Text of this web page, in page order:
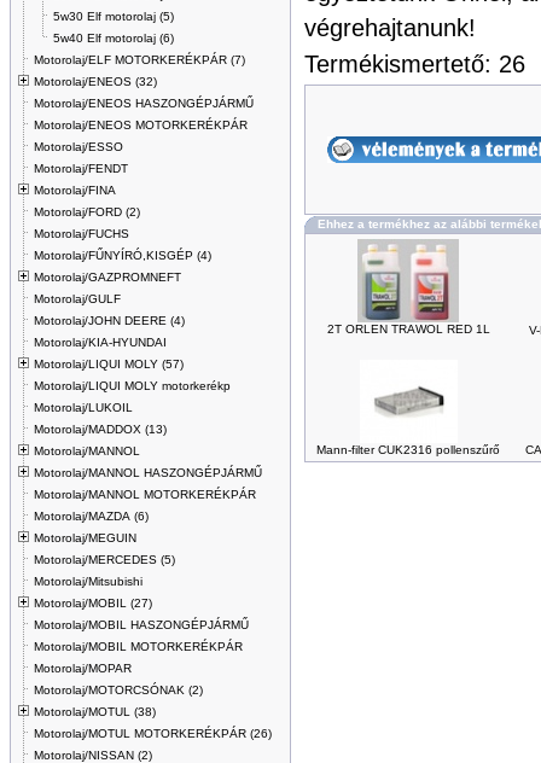
5w30 Elf motorolaj (5)
5w40 Elf motorolaj (6)
Motorolaj/ELF MOTORKERÉKPÁR (7)
Motorolaj/ENEOS (32)
Motorolaj/ENEOS HASZONGÉPJÁRMŰ
Motorolaj/ENEOS MOTORKERÉKPÁR
Motorolaj/ESSO
Motorolaj/FENDT
Motorolaj/FINA
Motorolaj/FORD (2)
Motorolaj/FUCHS
Motorolaj/FŰNYÍRÓ,KISGÉP (4)
Motorolaj/GAZPROMNEFT
Motorolaj/GULF
Motorolaj/JOHN DEERE (4)
Motorolaj/KIA-HYUNDAI
Motorolaj/LIQUI MOLY (57)
Motorolaj/LIQUI MOLY motorkerékp
Motorolaj/LUKOIL
Motorolaj/MADDOX (13)
Motorolaj/MANNOL
Motorolaj/MANNOL HASZONGÉPJÁRMŰ
Motorolaj/MANNOL MOTORKERÉKPÁR
Motorolaj/MAZDA (6)
Motorolaj/MEGUIN
Motorolaj/MERCEDES (5)
Motorolaj/Mitsubishi
Motorolaj/MOBIL (27)
Motorolaj/MOBIL HASZONGÉPJÁRMŰ
Motorolaj/MOBIL MOTORKERÉKPÁR
Motorolaj/MOPAR
Motorolaj/MOTORCSÓNAK (2)
Motorolaj/MOTUL (38)
Motorolaj/MOTUL MOTORKERÉKPÁR (26)
Motorolaj/NISSAN (2)
végrehajtanunk!
Termékismertető: 26
Ehhez a termékhez az alábbi
2T ORLEN TRAWOL RED 1L
Mann-filter CUK2316 pollenszűrő